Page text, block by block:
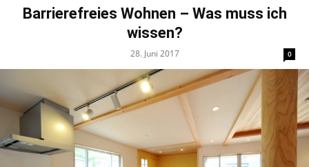
Barrierefreies Wohnen – Was muss ich
wissen?
28. Juni 2017 0